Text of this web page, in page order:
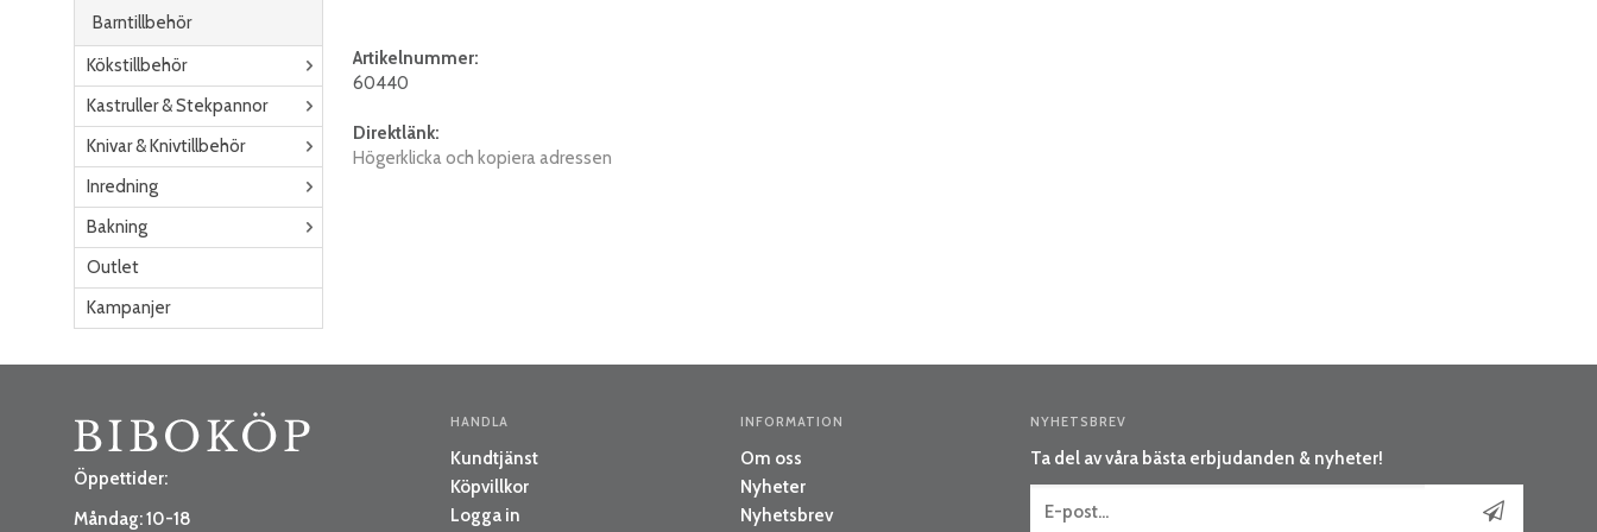
Barntillbehör
Kökstillbehör
Kastruller & Stekpannor
Knivar & Knivtillbehör
Inredning
Bakning
Outlet
Kampanjer
Artikelnummer:
60440
Direktlänk:
Högerklicka och kopiera adressen
Öppettider:
Måndag: 10-18
HANDLA
Kundtjänst
Köpvillkor
Logga in
INFORMATION
Om oss
Nyheter
Nyhetsbrev
NYHETSBREV
Ta del av våra bästa erbjudanden & nyheter!